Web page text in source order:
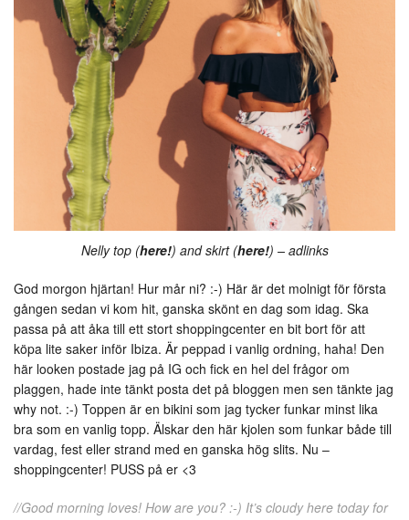
Nelly top (here!) and skirt (here!) – adlinks
God morgon hjärtan! Hur mår ni? :-) Här är det molnigt för första
gången sedan vi kom hit, ganska skönt en dag som idag. Ska
passa på att åka till ett stort shoppingcenter en bit bort för att
köpa lite saker inför Ibiza. Är peppad i vanlig ordning, haha! Den
här looken postade jag på IG och fick en hel del frågor om
plaggen, hade inte tänkt posta det på bloggen men sen tänkte jag
why not. :-) Toppen är en bikini som jag tycker funkar minst lika
bra som en vanlig topp. Älskar den här kjolen som funkar både till
vardag, fest eller strand med en ganska hög slits. Nu –
shoppingcenter! PUSS på er <3
//Good morning loves! How are you? :-) It’s cloudy here today for